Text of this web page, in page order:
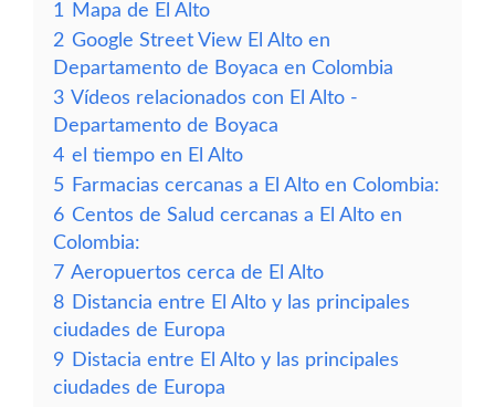
1
Mapa de El Alto
2 Google Street View El Alto en
Departamento de Boyaca en Colombia
3 Vídeos relacionados con El Alto -
Departamento de Boyaca
4 el tiempo en El Alto
5 Farmacias cercanas a El Alto en Colombia:
6 Centos de Salud cercanas a El Alto en
Colombia:
7 Aeropuertos cerca de El Alto
8 Distancia entre El Alto y las principales
ciudades de Europa
9 Distacia entre El Alto y las principales
ciudades de Europa